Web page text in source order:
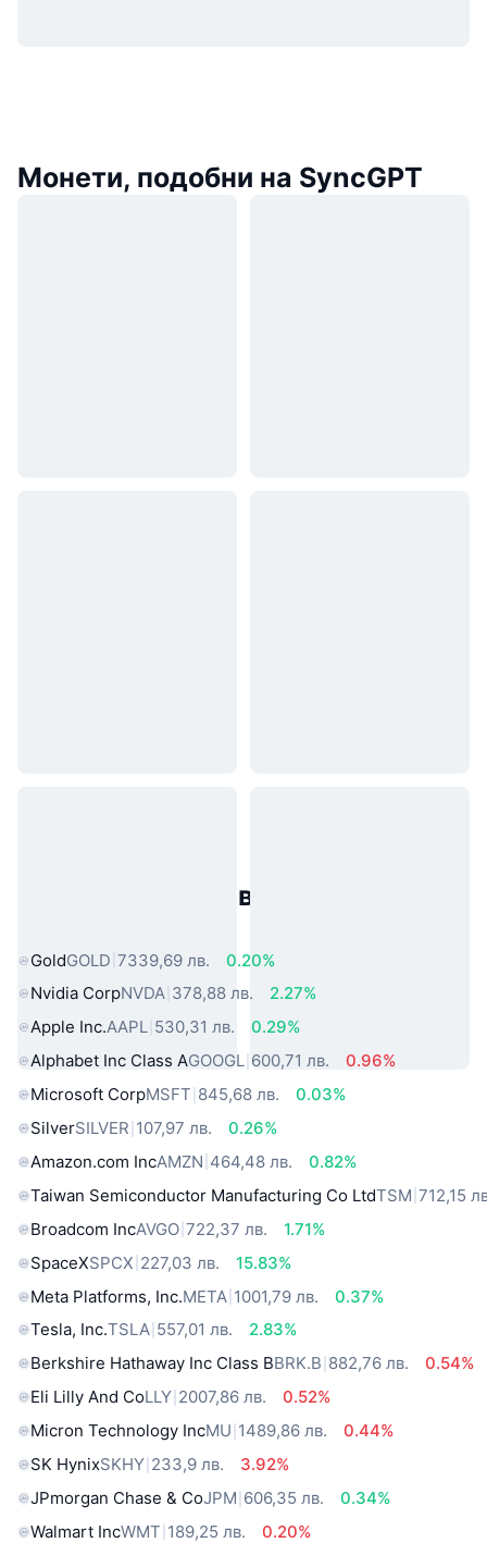
Монети, подобни на SyncGPT
Популярни активи от реалния
GoldGOLD 7339,69 лв.
0.20%
Nvidia CorpNVDA 378,88 лв.
2.27%
Apple Inc.AAPL 530,31 лв.
0.29%
Alphabet Inc Class AGOOGL 600,71 лв.
0.96%
Microsoft CorpMSFT 845,68 лв.
0.03%
SilverSILVER 107,97 лв.
0.26%
Amazon.com IncAMZN 464,48 лв.
0.82%
Taiwan Semiconductor Manufacturing Co LtdTSM 712,15
Broadcom IncAVGO 722,37 лв.
1.71%
SpaceXSPCX 227,03 лв.
15.83%
Meta Platforms, Inc.META 1001,79 лв.
0.37%
Tesla, Inc.TSLA 557,01 лв.
2.83%
Berkshire Hathaway Inc Class BBRK.B 882,76 лв.
0.54%
Eli Lilly And CoLLY 2007,86 лв.
0.52%
Micron Technology IncMU 1489,86 лв.
0.44%
SK HynixSKHY 233,9 лв.
3.92%
JPmorgan Chase & CoJPM 606,35 лв.
0.34%
Walmart IncWMT 189,25 лв. 0.20%